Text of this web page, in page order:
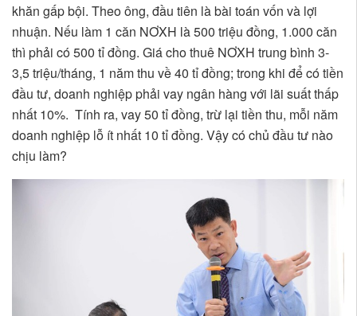
khăn gấp bội. Theo ông, đầu tiên là bài toán vốn và lợi
nhuận. Nếu làm 1 căn NƠXH là 500 triệu đồng, 1.000 căn
thì phải có 500 tỉ đồng. Giá cho thuê NƠXH trung bình 3-
3,5 triệu/tháng, 1 năm thu về 40 tỉ đồng; trong khi để có tiền
đầu tư, doanh nghiệp phải vay ngân hàng với lãi suất thấp
nhất 10%. Tính ra, vay 50 tỉ đồng, trừ lại tiền thu, mỗi năm
doanh nghiệp lỗ ít nhất 10 tỉ đồng. Vậy có chủ đầu tư nào
chịu làm?